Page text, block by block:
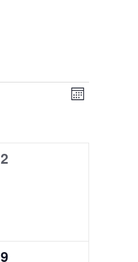
Ansichten-
Navigation
Ansichten-
Monat
0
2
0
9